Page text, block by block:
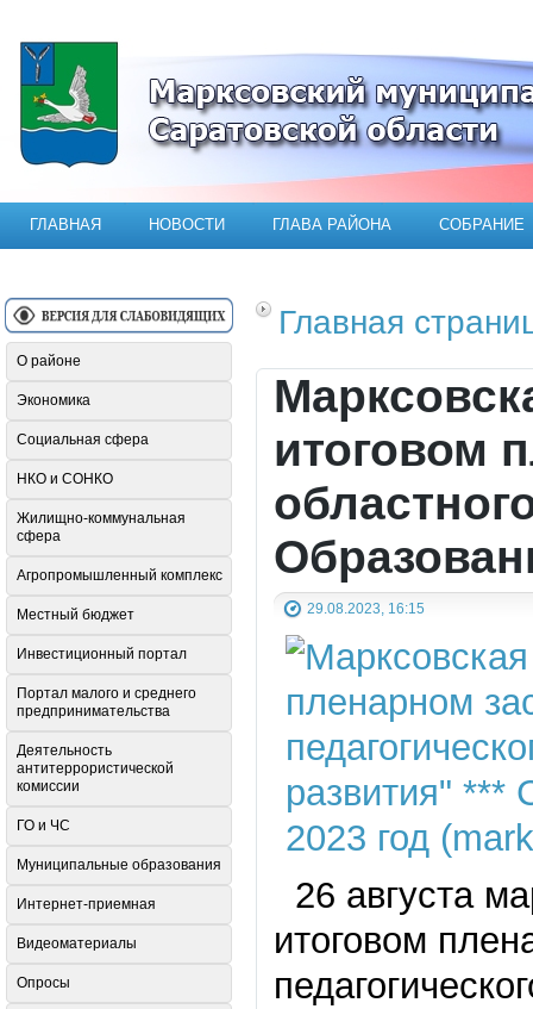
Официальный сайт Марксовского
ГЛАВНАЯ НОВОСТИ ГЛАВА РАЙОНА СОБРАНИЕ
Главная
итоговом
29.08.2023, 16:15
26 августа
итоговом
О районе
Экономика
Социальная сфера
НКО и СОНКО
Жилищно-коммунальная
сфера
Агропромышленный комплекс
Местный бюджет
Инвестиционный портал
Портал малого и среднего
предпринимательства
Деятельность
антитеррористической
комиссии
ГО и ЧС
Муниципальные образования
Интернет-приемная
Видеоматериалы
Опросы